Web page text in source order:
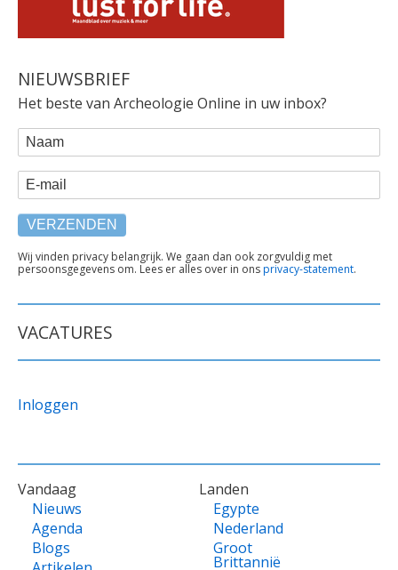
NIEUWSBRIEF
Het beste van Archeologie Online in uw inbox?
WEBFORM
Naam
E-mail
TEKST
ONDER
Wij vinden privacy belangrijk. We gaan dan ook zorgvuldig met
persoonsgegevens om. Lees er alles over in onsprivacy-statement.
VACATURES
Inloggen
VOET
Vandaag
Nieuws
Agenda
Blogs
Landen
Egypte
Nederland
Groot
Brittannië